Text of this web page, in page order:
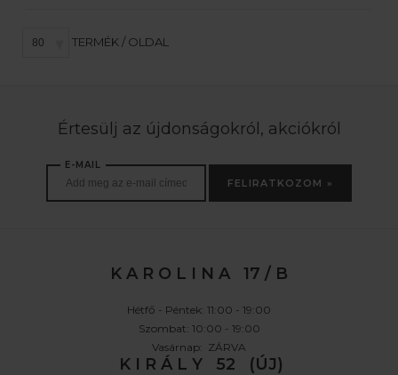
TERMÉK / OLDAL
Értesülj az újdonságokról, akciókról
E-MAIL
FELIRATKOZOM »
K A R O L I N A 17 / B
Hétfő - Péntek: 11:00 - 19:00
Szombat: 10:00 - 19:00
Vasárnap: ZÁRVA
K I R Á L Y 52 (ÚJ)